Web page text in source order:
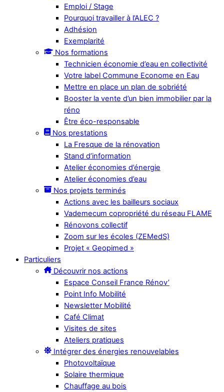
Emploi / Stage
Pourquoi travailler à l’ALEC ?
Adhésion
Exemplarité
Nos formations
Technicien économie d’eau en collectivité
Votre label Commune Econome en Eau
Mettre en place un plan de sobriété
Booster la vente d’un bien immobilier par la
réno
Être éco-responsable
Nos prestations
La Fresque de la rénovation
Stand d’information
Atelier économies d’énergie
Atelier économies d’eau
Nos projets terminés
Actions avec les bailleurs sociaux
Vademecum copropriété du réseau FLAME
Rénovons collectif
Zoom sur les écoles (ZEMedS)
Projet « Geopimed »
Particuliers
Découvrir nos actions
Espace Conseil France Rénov’
Point Info Mobilité
Newsletter Mobilité
Café Climat
Visites de sites
Ateliers pratiques
Intégrer des énergies renouvelables
Photovoltaïque
Solaire thermique
Chauffage au bois